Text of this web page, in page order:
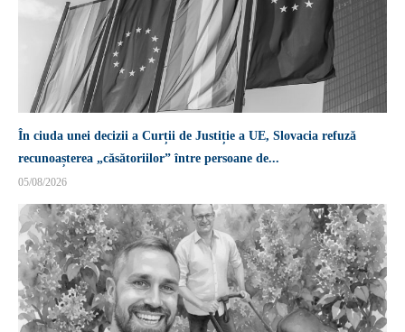
În ciuda unei decizii a Curții de Justiție a UE, Slovacia refuză
recunoașterea „căsătoriilor” între persoane de...
05/08/2026